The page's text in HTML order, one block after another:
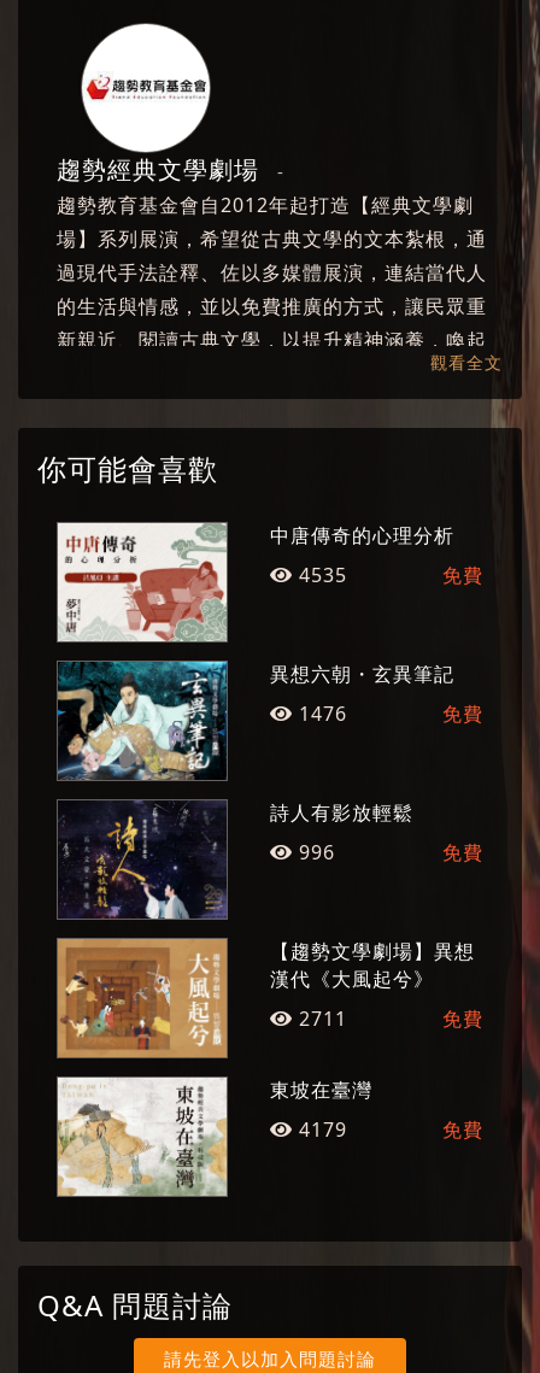
仁皓(擊樂)
【聲樂】林貝憶
【北管】許淑慧、廖梒瑜、敖裴倫、梁承忠、劉
【武術】蔡家元、陳建淞
【舞蹈】程心怡、林棋清、林維哲、周秦
| 製 作 團 隊 |
【製作人】陳怡蓁 【文學指導】陳義芝
【導演‧編劇】李易修 【舞臺監督】黃國鋒
【舞臺設計】王孟超 【舞臺設計助理】楊世丞
【舞蹈設計】蕭賀文 【燈光設計】江佶洋
【燈光設計助理】偕志語 【燈光技術指導】陳建
【燈光技術執行】瓦豆We Do Group、廖曉佩、
江坤哲
【服裝設計】顏莉穎 【服裝製作】劉亭憶、徐祥
峯
【梳化】林詩羚、陳雪如、盧乃思
【影像設計】陳建蓉 【影像協同設計】張暉明
【影像執行】張以沁、高郁喬
【攝影】藍祺聖 【水墨】許郭璜、曾霆羽
【書法】黃崇鏗、許郭璜
【粉筆字】辛意雲 【硬體字】陳義芝
本劇內容於2014年首演於高雄社教館 感謝國光劇
團協力演出
趨勢教育基金會精心打造「經典文學劇場」系
列，自2012年起每年聚焦一位中國經典大文豪，
透過現代舞台表現，以講演的方式講述其生平、
詮釋其作品、探討其人生哲學，同時以京崑劇、
像動畫等種種藝術方式，演繹其文學作品的意
境，並朗誦新詩以表達敬意，務求連結當代人的
生活與感情。這是傳承，也是創新。
趨勢經典文學劇場 -
趨勢教育基金會自2012年起打造【經典文學劇
場】系列展演，希望從古典文學的文本紮根，通
過現代手法詮釋、佐以多媒體展演，連結當代人
的生活與情感，並以免費推廣的方式，讓民眾重
新親近、閱讀古典文學，以提升精神涵養，喚起
人們對於生命之反思，希冀整體社會對自己的文
學、歷史與文化有更深刻的理解。
國光劇團 -
國光劇團以延續傳統戲曲及推動藝術教育為使
命，除了老戲新編之外，也不斷開發戲劇的題材
空間。2012年起，趨勢教育基金會陸續邀請部分
國光劇團名角扮演【趨勢經典文學劇場】中經典
文學家的角色；2017年二個單位共同合製《定風
波》，更開啟了以古典詩詞入戲，融貫京崑曲調
的文學劇場新風格，共同開發出具有臺灣原創精
神的文學劇場形式。
觀看全文
你可能會喜歡
中唐傳奇的心理分析
4535
免費
異想六朝・玄異筆記
1476
免費
詩人有影放輕鬆
996
免費
【趨勢文學劇場】異想
漢代《大風起兮》
2711
免費
東坡在臺灣
4179
免費
Q&A 問題討論
請先登入以加入問題討論